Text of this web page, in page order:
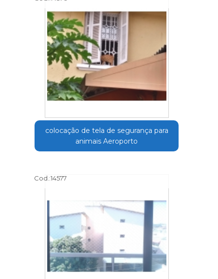
colocação de tela de segurança para
animais Aeroporto
Cod.:14577